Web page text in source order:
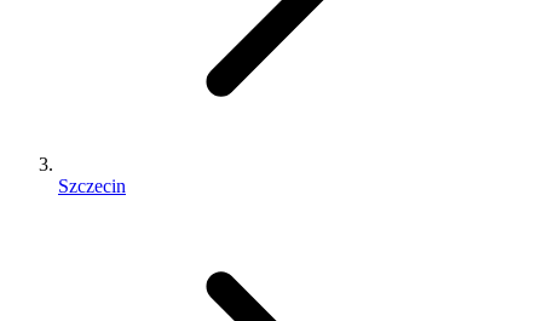
Szczecin